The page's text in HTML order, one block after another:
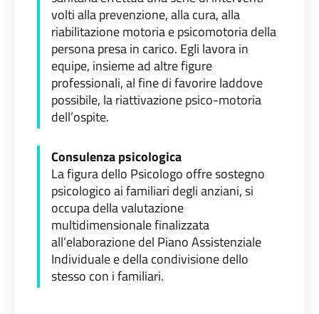
volti alla prevenzione, alla cura, alla
riabilitazione motoria e psicomotoria della
persona presa in carico. Egli lavora in
equipe, insieme ad altre figure
professionali, al fine di favorire laddove
possibile, la riattivazione psico-motoria
dell’ospite.
Consulenza psicologica
La figura dello Psicologo offre sostegno
psicologico ai familiari degli anziani, si
occupa della valutazione
multidimensionale finalizzata
all’elaborazione del Piano Assistenziale
Individuale e della condivisione dello
stesso con i familiari.